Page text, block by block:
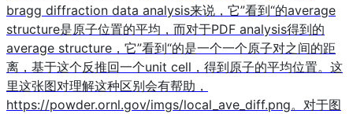
bragg diffraction data analysis来说，它”看到“的average
structure是原子位置的平均，而对于PDF analysis得到的
average structure，它”看到“的是一个一个原子对之间的距
离，基于这个反推回一个unit cell，得到原子的平均位置。这
里这张图对理解这种区别会有帮助，
https://powder.ornl.gov/imgs/local_ave_diff.png。对于图